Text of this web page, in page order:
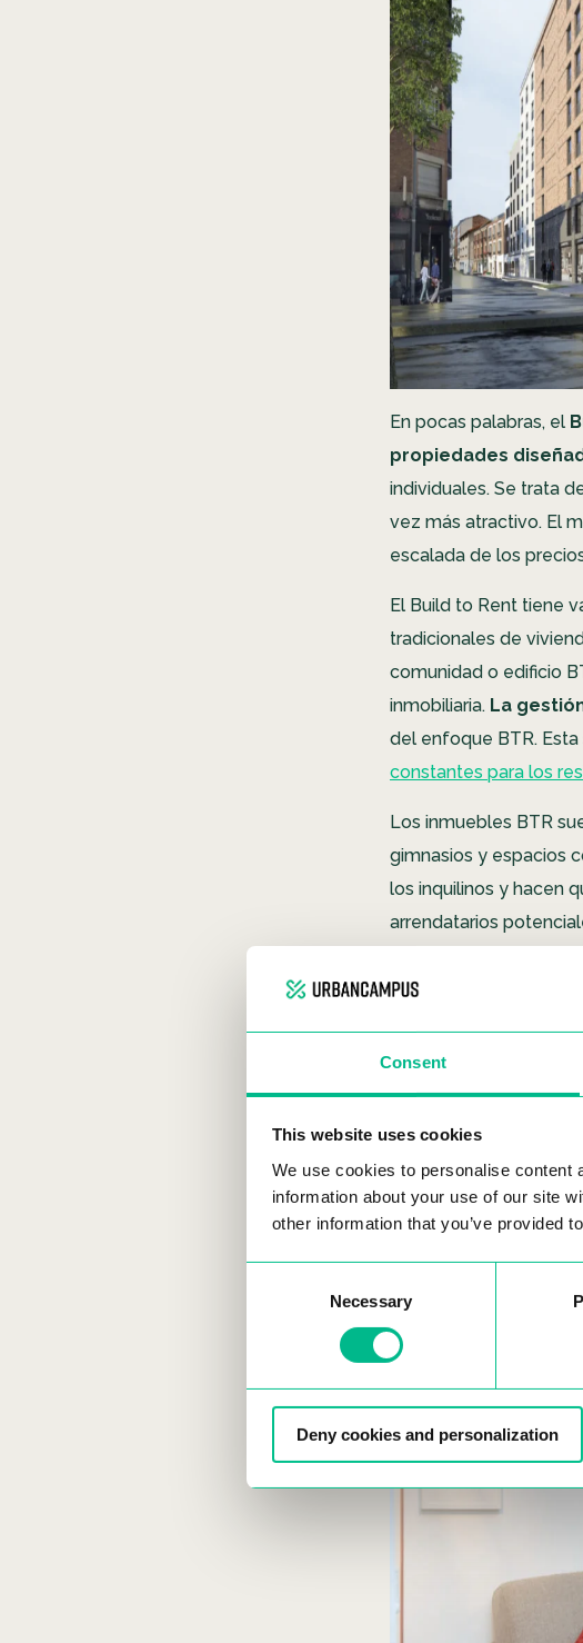
Consent
This website uses cookies
We use cookies to personalise content
information about your use of our site
other information that you’ve provided
Necessary
Deny cookies and personalization
En pocas palabras, el
propiedades
individuales. Se trata
vez más atractivo. El
escalada de los
El Build to Rent tiene
tradicionales de
comunidad o edificio
inmobiliaria. La
del enfoque BTR.
constantes para los
Los inmuebles BTR
gimnasios y espacios
los inquilinos y hacen
arrendatarios
ingresos por alquiler
¿Por qué el
en